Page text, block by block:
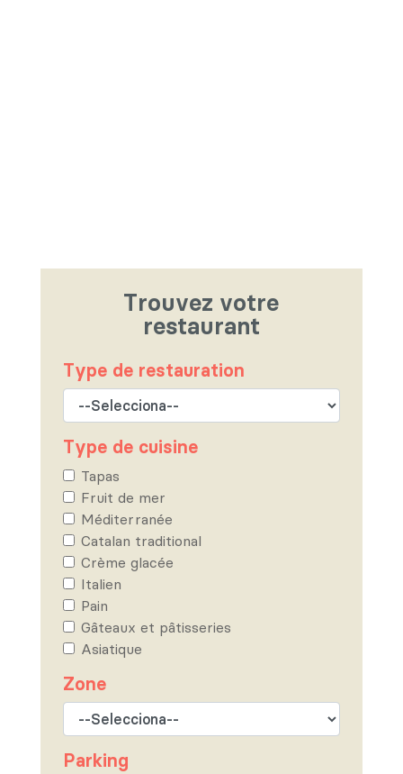
Trouvez votre
restaurant
Type de restauration
Type de cuisine
Tapas
Fruit de mer
Méditerranée
Catalan traditional
Crème glacée
Italien
Pain
Gâteaux et pâtisseries
Asiatique
Zone
Parking